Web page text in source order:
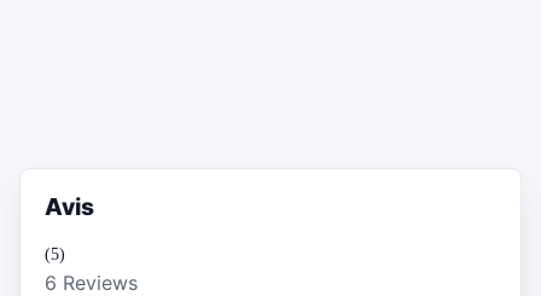
Avis
(5)
6 Reviews